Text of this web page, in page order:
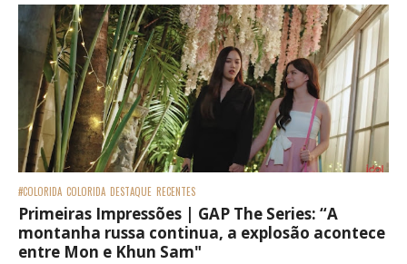
#COLORIDA COLORIDA DESTAQUE RECENTES
Primeiras Impressões | GAP The Series: “A
montanha russa continua, a explosão acontece
entre Mon e Khun Sam"